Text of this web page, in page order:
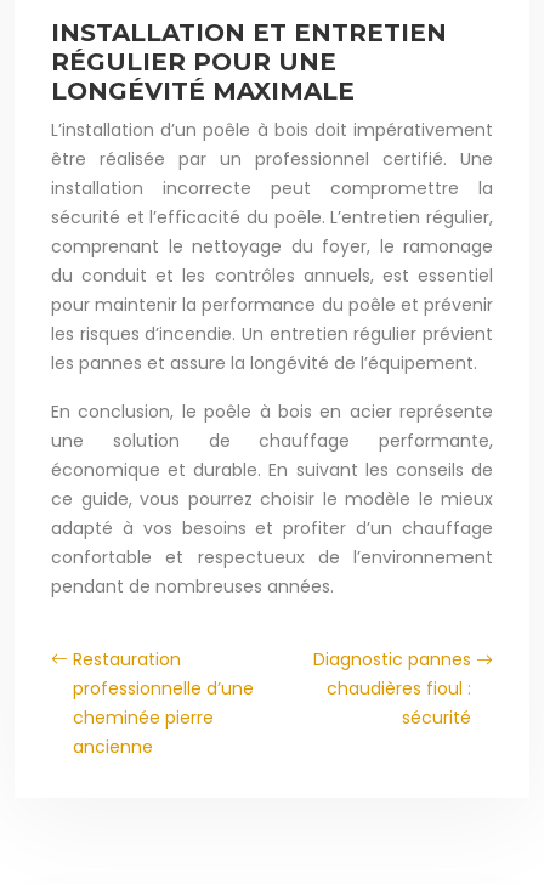
INSTALLATION ET ENTRETIEN
RÉGULIER POUR UNE
LONGÉVITÉ MAXIMALE
L’installation d’un poêle à bois doit impérativement
être réalisée par un professionnel certifié. Une
installation incorrecte peut compromettre la
sécurité et l’efficacité du poêle. L’entretien régulier,
comprenant le nettoyage du foyer, le ramonage
du conduit et les contrôles annuels, est essentiel
pour maintenir la performance du poêle et prévenir
les risques d’incendie. Un entretien régulier prévient
les pannes et assure la longévité de l’équipement.
En conclusion, le poêle à bois en acier représente
une solution de chauffage performante,
économique et durable. En suivant les conseils de
ce guide, vous pourrez choisir le modèle le mieux
adapté à vos besoins et profiter d’un chauffage
confortable et respectueux de l’environnement
pendant de nombreuses années.
Restauration
professionnelle d’une
cheminée pierre
ancienne
Diagnostic pannes
chaudières fioul :
sécurité